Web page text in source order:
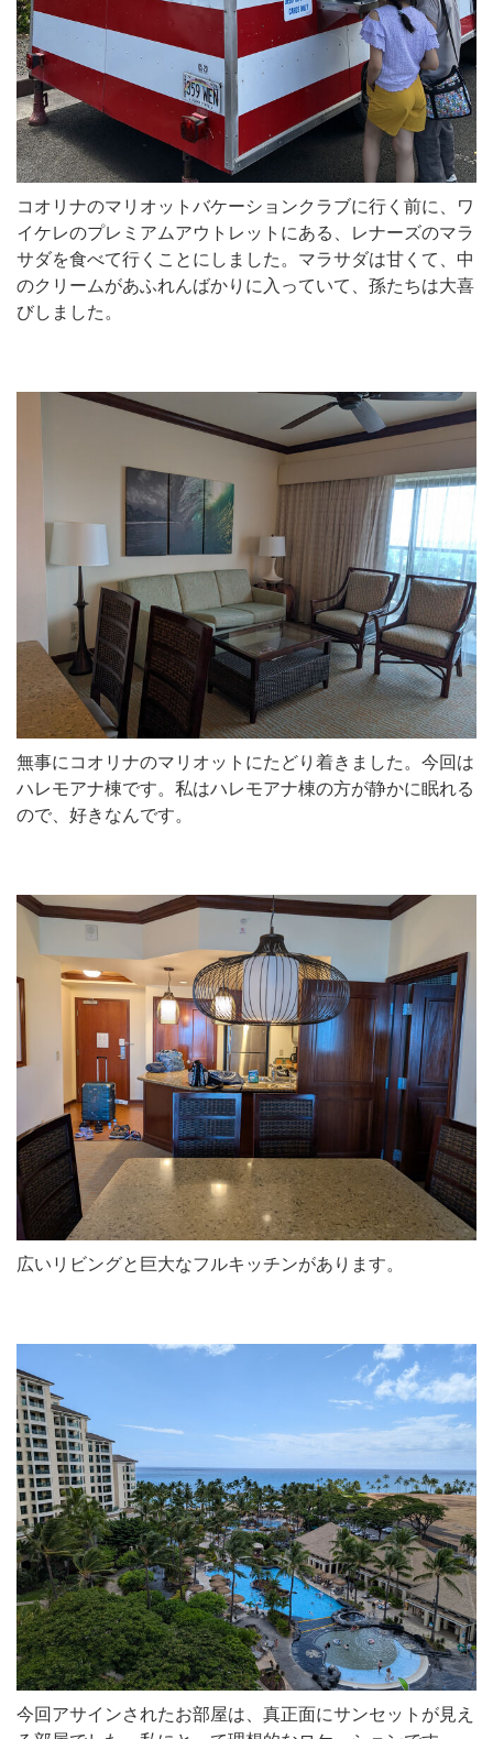
コオリナのマリオットバケーションクラブに行く前に、ワ
イケレのプレミアムアウトレットにある、レナーズのマラ
サダを食べて行くことにしました。マラサダは甘くて、中
のクリームがあふれんばかりに入っていて、孫たちは大喜
びしました。
無事にコオリナのマリオットにたどり着きました。今回は
ハレモアナ棟です。私はハレモアナ棟の方が静かに眠れる
ので、好きなんです。
広いリビングと巨大なフルキッチンがあります。
今回アサインされたお部屋は、真正面にサンセットが見え